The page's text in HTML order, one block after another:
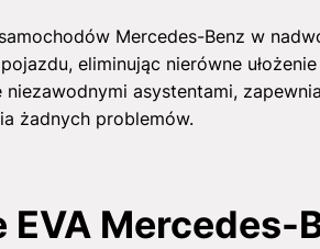
Mercedes-Benz w
eliminując nierówne
asystentami,
żadnych problemów.
Mercedes-